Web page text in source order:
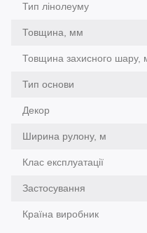
Тип лінолеуму
Товщина, мм
Товщина захисного шару,
Тип основи
Декор
Ширина рулону, м
Клас експлуатації
Застосування
Країна виробник